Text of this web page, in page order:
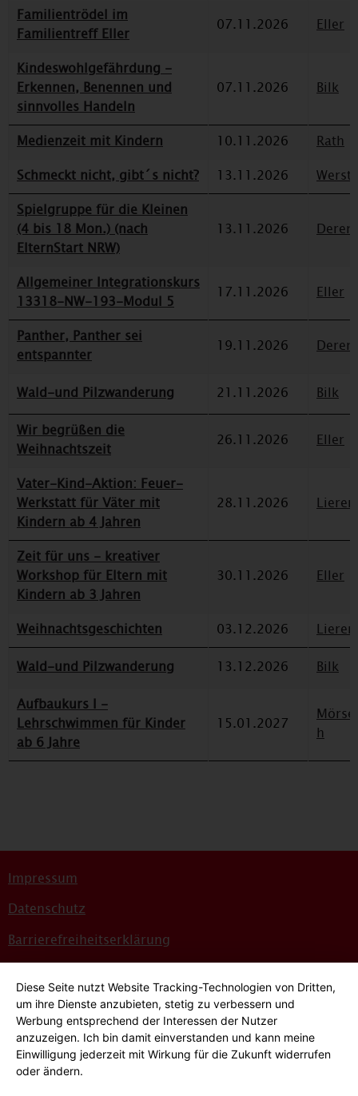
Familientrödel im
Familientreff Eller
07.11.2026 Eller
Kindeswohlgefährdung -
Erkennen, Benennen und
sinnvolles Handeln
07.11.2026 Bilk
Medienzeit mit Kindern 10.11.2026
Rath
Schmeckt nicht, gibt´s nicht?
13.11.2026
Spielgruppe für die Kleinen
(4 bis 18 Mon.) (nach
ElternStart NRW)
13.11.2026
Allgemeiner Integrationskurs
13318-NW-193-Modul 5
17.11.2026 Eller
Panther, Panther sei
entspannter
19.11.2026
Wald-und Pilzwanderung 21.11.2026
Bilk
Wir begrüßen die
Weihnachtszeit
26.11.2026 Eller
Vater-Kind-Aktion: Feuer-
Werkstatt für Väter mit
Kindern ab 4 Jahren
28.11.2026
Zeit für uns - kreativer
Workshop für Eltern mit
Kindern ab 3 Jahren
30.11.2026 Eller
Weihnachtsgeschichten 03.12.2026
Wald-und Pilzwanderung
13.12.2026
Bilk
Aufbaukurs I -
Lehrschwimmen für Kinder
ab 6 Jahre
15.01.2027
h
Impressum
Datenschutz
Barrierefreiheitserklärung
Bildnachweise
Hinweisgeber*innensystem
Cookie-Einstellungen
Diese Seite nutzt Website Tracking-Technologien von Dritten,
um ihre Dienste anzubieten, stetig zu verbessern und
Werbung entsprechend der Interessen der Nutzer
anzuzeigen. Ich bin damit einverstanden und kann meine
Einwilligung jederzeit mit Wirkung für die Zukunft widerrufen
oder ändern.